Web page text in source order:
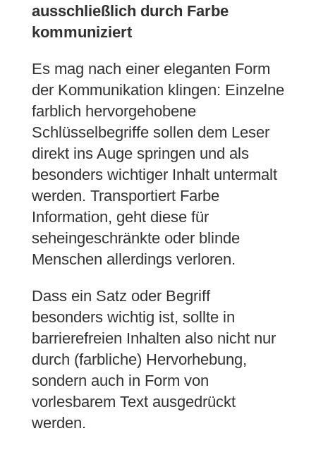
ausschließlich durch Farbe
kommuniziert
Es mag nach einer eleganten Form
der Kommunikation klingen: Einzelne
farblich hervorgehobene
Schlüsselbegriffe sollen dem Leser
direkt ins Auge springen und als
besonders wichtiger Inhalt untermalt
werden. Transportiert Farbe
Information, geht diese für
seheingeschränkte oder blinde
Menschen allerdings verloren.
Dass ein Satz oder Begriff
besonders wichtig ist, sollte in
barrierefreien Inhalten also nicht nur
durch (farbliche) Hervorhebung,
sondern auch in Form von
vorlesbarem Text ausgedrückt
werden.